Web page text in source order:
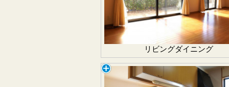
リビングダイニング